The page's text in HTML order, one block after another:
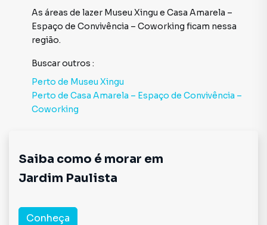
As áreas de lazer Museu Xingu e Casa Amarela –
Espaço de Convivência – Coworking ficam nessa
região.
Buscar outros :
Perto de Museu Xingu
Perto de Casa Amarela – Espaço de Convivência –
Coworking
Saiba como é morar em
Jardim Paulista
Conheça